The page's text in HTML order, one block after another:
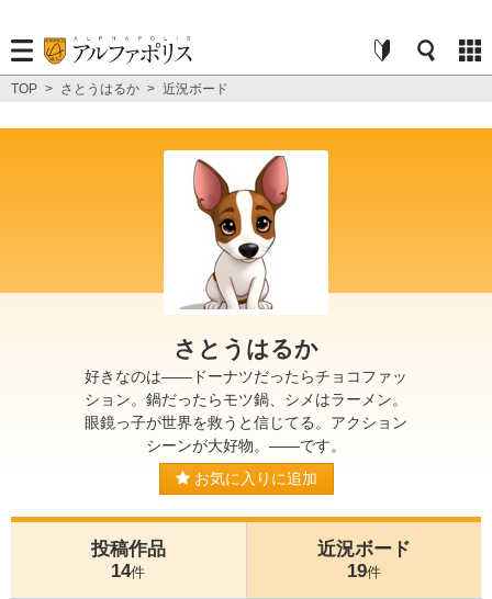
TOP > さとうはるか > 近況ボード
さとうはるか
好きなのは――ドーナツだったらチョコファッ
ション。鍋だったらモツ鍋、シメはラーメン。
眼鏡っ子が世界を救うと信じてる。アクション
シーンが大好物。――です。
お気に入りに追加
投稿作品
14件
近況ボード
19件